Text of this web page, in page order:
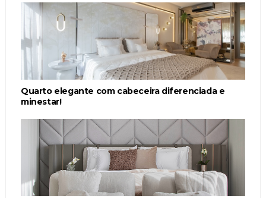
Quarto elegante com cabeceira diferenciada e
minestar!